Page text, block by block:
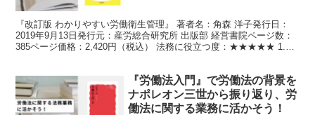
『改訂版 わかりやすい労働衛生管理』 著者名：角森 洋子発行日：
2019年9月13日発行元：産労総合研究所 出版部 経営書院ページ数：
385ページ価格：2,420円（税込） 法務に役立つ度：★★★★★ 1.本
『労働法入門』で労働法の背景を
ナポレオン三世から振り返り、労
働法に関する業務に活かそう！